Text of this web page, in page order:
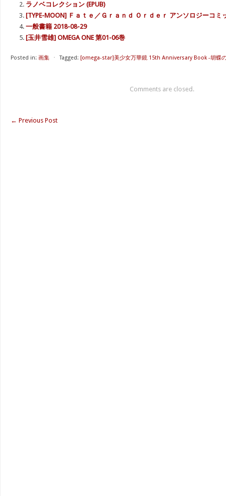
ラノベコレクション (EPUB)
[TYPE-MOON] Ｆａｔｅ／Ｇｒａｎｄ Ｏｒｄｅｒ アンソロジーコミ
一般書籍 2018-08-29
[玉井雪雄] OMEGA ONE 第01-06巻
Posted in: 画集 ⋅ Tagged: [omega-star]美少女万華鏡 15th Anniversary Book -胡蝶
Comments are closed.
← Previous Post